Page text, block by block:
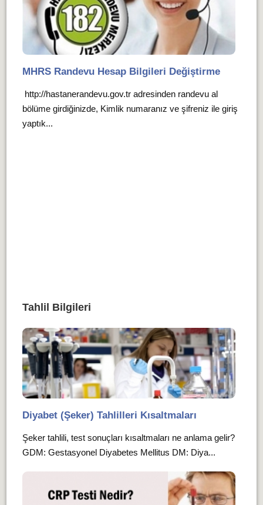
MHRS Randevu Hesap Bilgileri Değiştirme
http://hastanerandevu.gov.tr adresinden randevu al
bölüme girdiğinizde, Kimlik numaranız ve şifreniz ile giriş
yaptık...
Tahlil Bilgileri
Diyabet (Şeker) Tahlilleri Kısaltmaları
Şeker tahlili, test sonuçları kısaltmaları ne anlama gelir?
GDM: Gestasyonel Diyabetes Mellitus DM: Diya...